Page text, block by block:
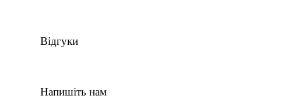
Відгуки
Напишіть нам